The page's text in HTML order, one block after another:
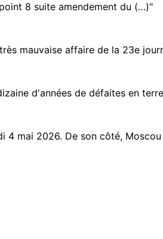
8 suite amendement du (…)"
mauvaise affaire de la 23e
d'années de défaites en
mai 2026. De son côté, Moscou